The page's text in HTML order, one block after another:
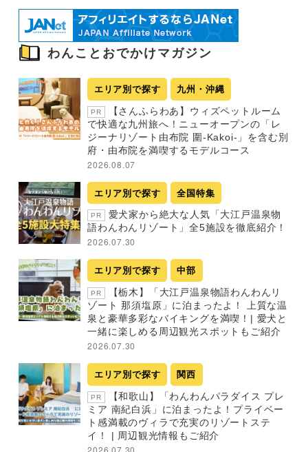
わんことおでかけマガジン
エリア別で探す 九州・沖縄
PR
【さんふらわあ】ウィズペットルーム
で快適な九州旅へ！ニューオープンの「レ
ジーナリゾート由布院 圍-Kakoi-」を含む別
府・由布院を満喫するモデルコース
2026.08.07
エリア別で探す 全国特集
PR
愛犬家から絶大な人気「大江戸温泉物
語わんわんリゾート」全5施設を徹底紹介！
2026.07.30
エリア別で探す 中部
PR
【栃木】「大江戸温泉物語わんわんリ
ゾート 那須塩原」に泊まったよ！ 上質な温
泉と豪華多彩なバイキングを満喫！| 愛犬と
一緒に楽しめる周辺観光スポットもご紹介
2026.07.30
エリア別で探す 関西
PR
【和歌山】「わんわんパラダイス プレ
ミア 南紀白浜」に泊まったよ！プライベー
ト感満載のヴィラで充実のリゾートステ
イ！ | 周辺観光情報もご紹介
2026.07.30